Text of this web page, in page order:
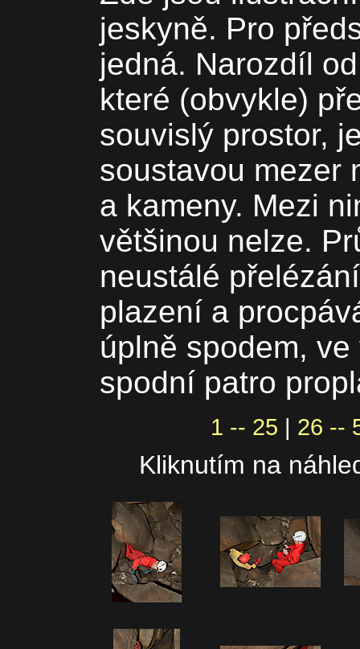
jeskyně. Pro
jedná. Narozdíl
které (obvykle)
souvislý prostor,
soustavou mezer
a kameny. Mezi
většinou nelze.
neustálé
plazení a
úplně spodem,
spodní patro
1 -- 25 | 26 --
Kliknutím na